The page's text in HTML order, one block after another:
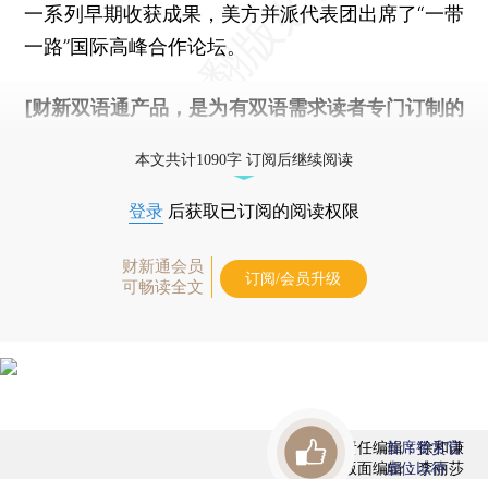
一系列早期收获成果，美方并派代表团出席了“一带
一路”国际高峰合作论坛。
[财新双语通产品，是为有双语需求读者专门订制的
本文共计1090字 订阅后继续阅读
登录 后获取已订阅的阅读权限
财新通会员
可畅读全文
订阅/会员升级
责任编辑：徐和谦
版面编辑：李丽莎
首席赞赏官
虚位以待